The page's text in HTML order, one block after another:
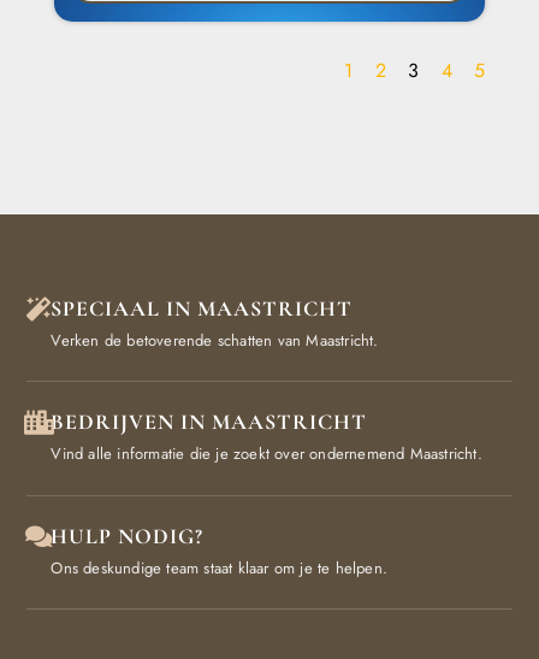
1 2 3 4 5
SPECIAAL IN MAASTRICHT
Verken de betoverende schatten van Maastricht.
BEDRIJVEN IN MAASTRICHT
Vind alle informatie die je zoekt over ondernemend Maastricht.
HULP NODIG?
Ons deskundige team staat klaar om je te helpen.